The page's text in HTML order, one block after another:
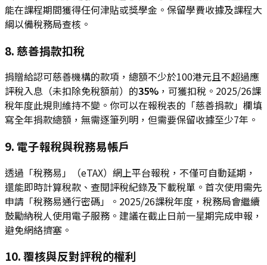
能在課程期間獲得任何津貼或獎學金。保留學費收據及課程大
綱以備稅務局查核。
8. 慈善捐款扣稅
捐贈給認可慈善機構的款項，總額不少於100港元且不超過應
評稅入息（未扣除免稅額前）的35% ，可獲扣稅。2025/26課
稅年度此規則維持不變。你可以在報稅表的「慈善捐款」欄填
寫全年捐款總額，無需逐筆列明，但需要保留收據至少7年。
9. 電子報稅與稅務易帳戶
透過「稅務易」（eTAX）網上平台報稅，不僅可自動延期，
還能即時計算稅款、查閱評稅紀錄及下載稅單。首次使用需先
申請「稅務易通行密碼」。2025/26課稅年度，稅務局會繼續
鼓勵納稅人使用電子服務。建議在截止日前一星期完成申報，
避免網絡擠塞。
10. 覆核與反對評稅的權利